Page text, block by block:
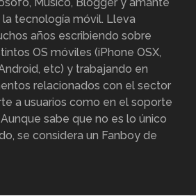
la tecnología móvil. Lleva
años escribiendo sobre
OS móviles (iPhone OSX,
etc) y trabajando en
relacionados con el sector
a usuarios como en el soporte
sabe que no es lo único
se considera un Fanboy de